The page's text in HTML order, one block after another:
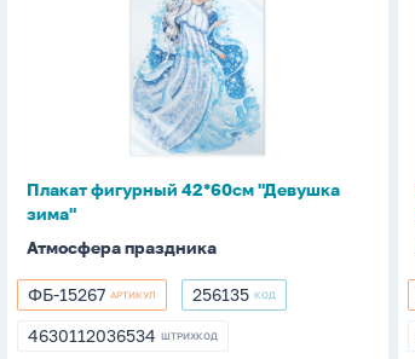
Плакат фигурный 42*60см "Девушка
зима"
Атмосфера праздника
ФБ-15267
ФБ-15267 АРТИКУЛ 256135
256135 КОД
4630112036534
4630112036534 ШТРИХКОД